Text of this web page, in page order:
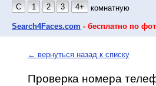
С
1 2 3 4+ комнатную
Search4Faces.com - бесплатно по
← вернуться назад к списку
Проверка номера